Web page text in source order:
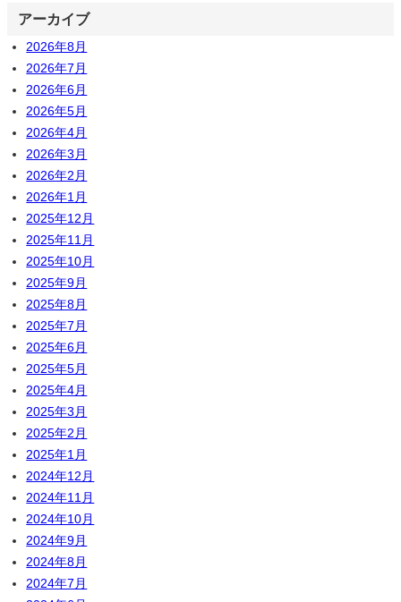
アーカイブ
2026年8月
2026年7月
2026年6月
2026年5月
2026年4月
2026年3月
2026年2月
2026年1月
2025年12月
2025年11月
2025年10月
2025年9月
2025年8月
2025年7月
2025年6月
2025年5月
2025年4月
2025年3月
2025年2月
2025年1月
2024年12月
2024年11月
2024年10月
2024年9月
2024年8月
2024年7月